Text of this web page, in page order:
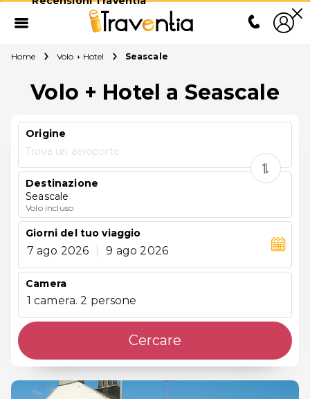
Home Volo + Hotel Seascale
Volo + Hotel a Seascale
Origine
Trova un aeroporto
Destinazione
Seascale
Volo incluso
Giorni del tuo viaggio
7 ago 2026 9 ago 2026
Camera
1 camera. 2 persone
Cercare